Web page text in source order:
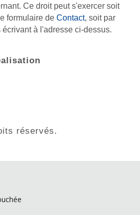
Ce droit peut s'exercer soit
formulaire deContact, soit par
à l'adresse ci-dessus.
réservés.